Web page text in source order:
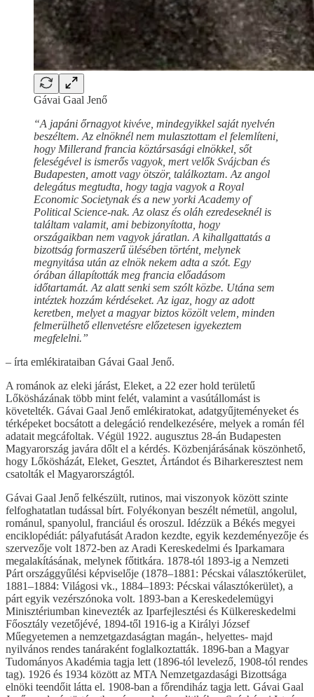
Gávai Gaal Jenő
“A japáni őrnagyot kivéve, mindegyikkel saját nyelvén
beszéltem. Az elnöknél nem mulasztottam el felemlíteni,
hogy Millerand francia köztársasági elnökkel, sőt
feleségével is ismerős vagyok, mert velők Svájcban és
Budapesten, amott vagy ötször, találkoztam. Az angol
delegátus megtudta, hogy tagja vagyok a Royal
Economic Societynak és a new yorki Academy of
Political Science-nak. Az olasz és oláh ezredeseknél is
találtam valamit, ami bebizonyította, hogy
országaikban nem vagyok járatlan. A kihallgattatás a
bizottság formaszerű ülésében történt, melynek
megnyitása után az elnök nekem adta a szót. Egy
órában állapították meg francia előadásom
időtartamát. Az alatt senki sem szólt közbe. Utána sem
intéztek hozzám kérdéseket. Az igaz, hogy az adott
keretben, melyet a magyar biztos közölt velem, minden
felmerülhető ellenvetésre előzetesen igyekeztem
megfelelni.”
– írta emlékirataiban Gávai Gaal Jenő.
A románok az eleki járást, Eleket, a 22 ezer hold területű
Lőkösházának több mint felét, valamint a vasútállomást is
követelték. Gávai Gaal Jenő emlékiratokat, adatgyűjteményeket és
térképeket bocsátott a delegáció rendelkezésére, melyek a román fél
adatait megcáfoltak. Végül 1922. augusztus 28-án Budapesten
Magyarország javára dőlt el a kérdés. Közbenjárásának köszönhető,
hogy Lőkösházát, Eleket, Gesztet, Ártándot és Biharkeresztest nem
csatolták el Magyarországtól.
Gávai Gaal Jenő felkészült, rutinos, mai viszonyok között szinte
felfoghatatlan tudással bírt. Folyékonyan beszélt németül, angolul,
románul, spanyolul, franciául és oroszul. Idézzük a Békés megyei
enciklopédiát: pályafutását Aradon kezdte, egyik kezdeményezője és
szervezője volt 1872-ben az Aradi Kereskedelmi és Iparkamara
megalakításának, melynek főtitkára. 1878-tól 1893-ig a Nemzeti
Párt országgyűlési képviselője (1878–1881: Pécskai választókerület,
1881–1884: Világosi vk., 1884–1893: Pécskai választókerület), a
párt egyik vezérszónoka volt. 1893-ban a Kereskedelemügyi
Minisztériumban kinevezték az Iparfejlesztési és Külkereskedelmi
Főosztály vezetőjévé, 1894-től 1916-ig a Királyi József
Műegyetemen a nemzetgazdaságtan magán-, helyettes- majd
nyilvános rendes tanáraként foglalkoztatták. 1896-ban a Magyar
Tudományos Akadémia tagja lett (1896-tól levelező, 1908-tól rendes
tag). 1926 és 1934 között az MTA Nemzetgazdasági Bizottsága
elnöki teendőit látta el. 1908-ban a főrendiház tagja lett. Gávai Gaal